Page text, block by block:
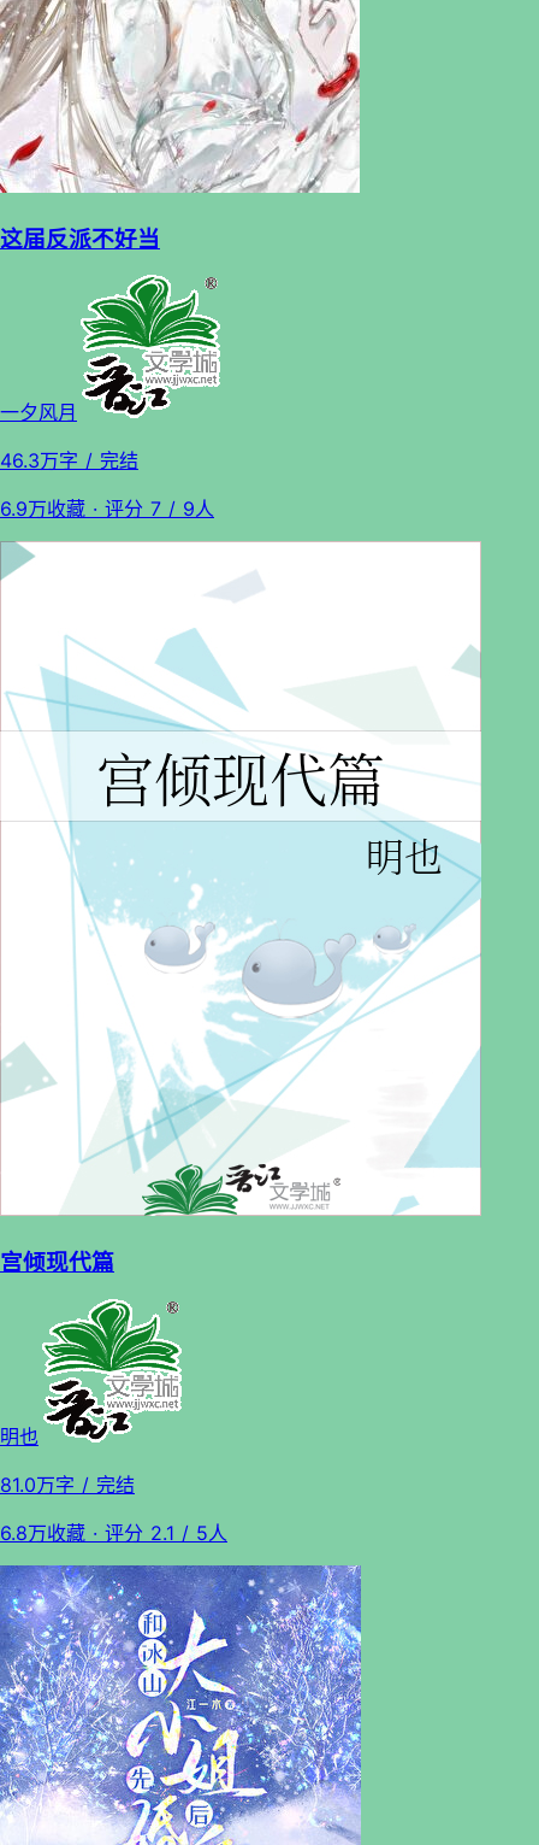
这届反派不好当
一夕风月
46.3万字 / 完结
6.9万收藏 · 评分 7 / 9人
宫倾现代篇
明也
81.0万字 / 完结
6.8万收藏 · 评分 2.1 / 5人